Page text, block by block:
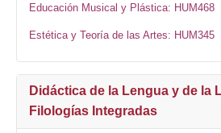
Educación Musical y Plástica: HUM468
Estética y Teoría de las Artes: HUM345
Didáctica de la Lengua y de la
Filologías Integradas